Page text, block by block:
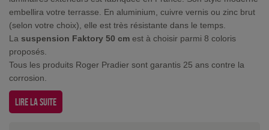
embellira votre terrasse. En aluminium, cuivre vernis ou zinc brut
(selon votre choix), elle est très résistante dans le temps.
La suspension Faktory 50 cm est à choisir parmi 8 coloris
proposés.
Tous les produits Roger Pradier sont garantis 25 ans contre la
corrosion.
Lire la suite